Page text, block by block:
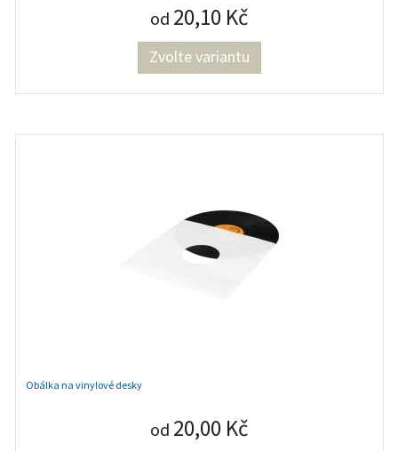
od 20,10 Kč
Zvolte variantu
Obálka na vinylové desky
od 20,00 Kč